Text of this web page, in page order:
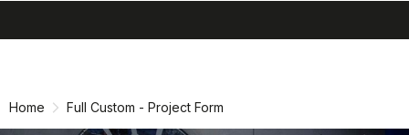
Home Full Custom - Project Form